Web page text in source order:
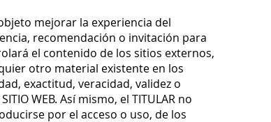
mejorar la experiencia del
recomendación o invitación para
el contenido de los sitios externos,
otro material existente en los
exactitud, veracidad, validez o
WEB. Así mismo, el TITULAR no
por el acceso o uso, de los